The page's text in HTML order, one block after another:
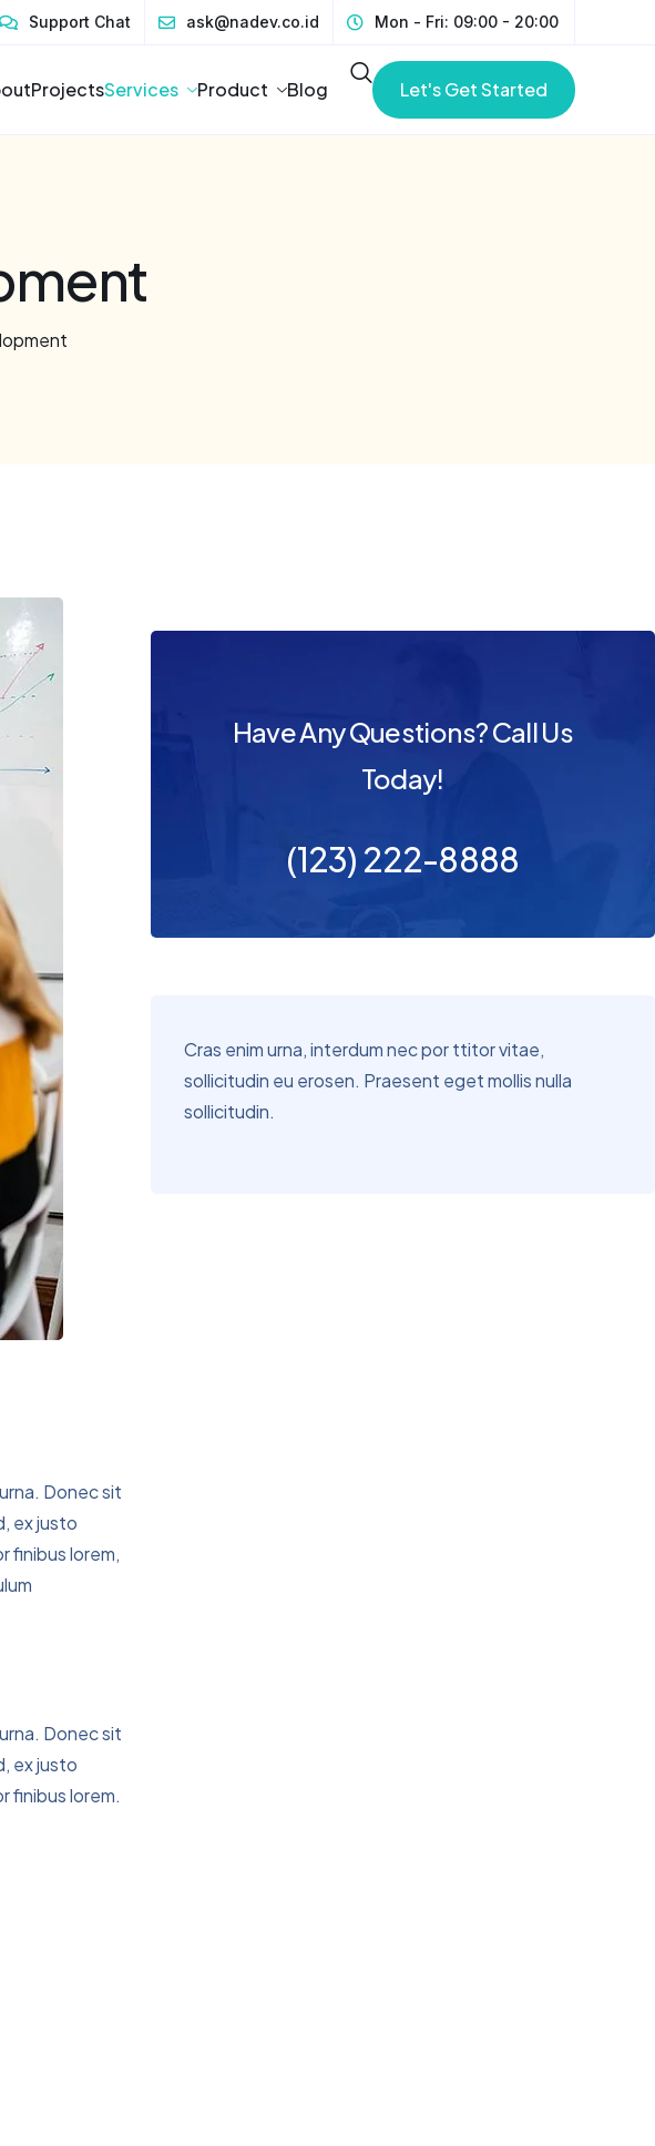
Support Chat ask@nadev.co.id Mon - Fri: 09:00 - 20:00
ProjectsServices Product Blog Let's Get Started
Donec sit
ex justo
finibus lorem,
Donec sit
ex justo
finibus lorem.
Have Any Questions? Call Us
Today!
(123) 222-8888
Cras enim urna, interdum nec por ttitor vitae,
sollicitudin eu erosen. Praesent eget mollis nulla
sollicitudin.